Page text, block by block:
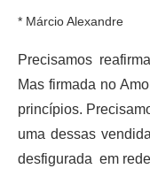
* Márcio Alexandre
Precisamos
Mas firmada no
princípios.
uma dessas
desfigurada em